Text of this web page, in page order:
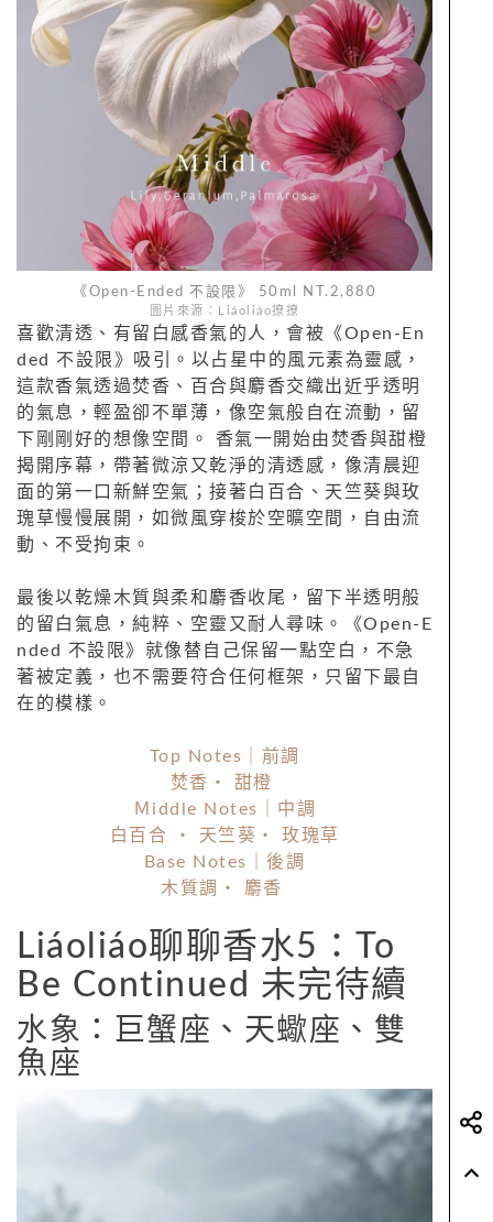
《Open-Ended 不設限》 50ml NT.2,880
圖片來源：Liáoliáo撩撩
喜歡清透、有留白感香氣的人，會被《Open-En
ded 不設限》吸引。以占星中的風元素為靈感，
這款香氣透過焚香、百合與麝香交織出近乎透明
的氣息，輕盈卻不單薄，像空氣般自在流動，留
下剛剛好的想像空間。 香氣一開始由焚香與甜橙
揭開序幕，帶著微涼又乾淨的清透感，像清晨迎
面的第一口新鮮空氣；接著白百合、天竺葵與玫
瑰草慢慢展開，如微風穿梭於空曠空間，自由流
動、不受拘束。
最後以乾燥木質與柔和麝香收尾，留下半透明般
的留白氣息，純粹、空靈又耐人尋味。《Open-E
nded 不設限》就像替自己保留一點空白，不急
著被定義，也不需要符合任何框架，只留下最自
在的模樣。
Top Notes｜前調
焚香・ 甜橙
Ｍiddle Notes｜中調
白百合 ・ 天竺葵・ 玫瑰草
Base Notes｜後調
木質調・ 麝香
Liáoliáo聊聊香水5：To
Be Continued 未完待續
水象：巨蟹座、天蠍座、雙
魚座